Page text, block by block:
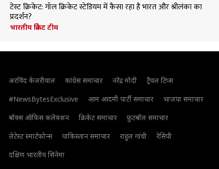
टेस्ट क्रिकेट: गॉल क्रिकेट स्टेडियम में कैसा रहा है भारत और श्रीलंका का
प्रदर्शन?
भारतीय क्रिकेट टीम
अरविंद केजरीवाल कांग्रेस समाचार नरेंद्र मोदी
ट्रैवल टिप्स
#NewsBytesExclusive
आम आदमी पार्टी समाचार
भाजपा समाचार
बॉक्स ऑफिस कलेक्शन
क्रिकेट समाचार
फुटबॉल समाचार
लेटेस्ट स्मार्टफोन्स
पाकिस्तान समाचार राहुल गांधी
रेसिपी
दक्षिण भारतीय सिनेमा